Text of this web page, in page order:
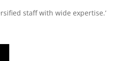
staff with wide expertise.’